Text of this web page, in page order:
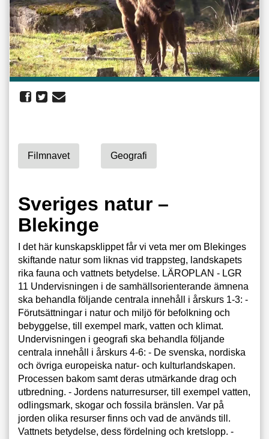
Filmnavet Geografi
Sveriges natur –
Blekinge
I det här kunskapsklippet får vi veta mer om Blekinges
skiftande natur som liknas vid trappsteg, landskapets
rika fauna och vattnets betydelse. LÄROPLAN - LGR
11 Undervisningen i de samhällsorienterande ämnena
ska behandla följande centrala innehåll i årskurs 1-3: -
Förutsättningar i natur och miljö för befolkning och
bebyggelse, till exempel mark, vatten och klimat.
Undervisningen i geografi ska behandla följande
centrala innehåll i årskurs 4-6: - De svenska, nordiska
och övriga europeiska natur- och kulturlandskapen.
Processen bakom samt deras utmärkande drag och
utbredning. - Jordens naturresurser, till exempel vatten,
odlingsmark, skogar och fossila bränslen. Var på
jorden olika resurser finns och vad de används till.
Vattnets betydelse, dess fördelning och kretslopp. -